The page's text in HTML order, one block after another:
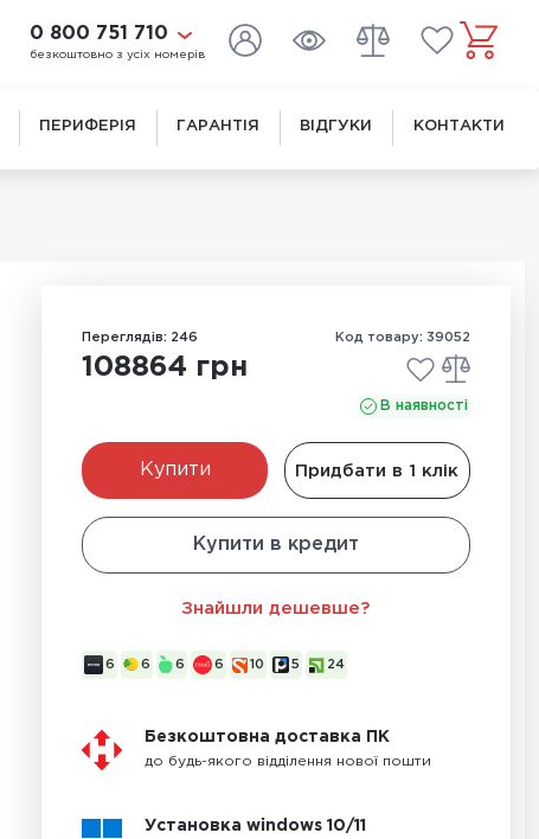
0 800 751 710
безкоштовно з усіх номерів
ПЕРИФЕРІЯ ГАРАНТІЯ ВІДГУКИ КОНТАКТИ
Переглядів: 246 Код товару: 39052
108864 грн
В наявності
Купити
Купити в кредит
Придбати в 1 клік
Знайшли дешевше?
6 6 6 6 10 5 24
Безкоштовна доставка ПК
до будь-якого відділення нової пошти
Установка windows 10/11